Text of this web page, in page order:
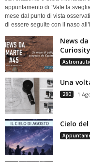
appuntamento di “Vale la
mese dal punto di vista
di essere seguite con il naso
News
Una
280 1
Cielo